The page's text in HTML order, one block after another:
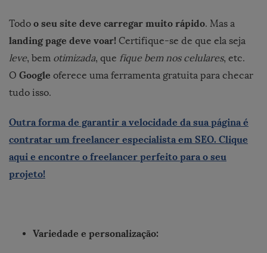
Todo o seu site deve carregar muito rápido. Mas a
landing page deve voar! Certifique-se de que ela seja
leve, bem otimizada, que fique bem nos celulares, etc.
O Google oferece uma ferramenta gratuita para checar
tudo isso.
Outra forma de garantir a velocidade da sua página é
contratar um freelancer especialista em SEO. Clique
aqui e encontre o freelancer perfeito para o seu
projeto!
Variedade e personalização: